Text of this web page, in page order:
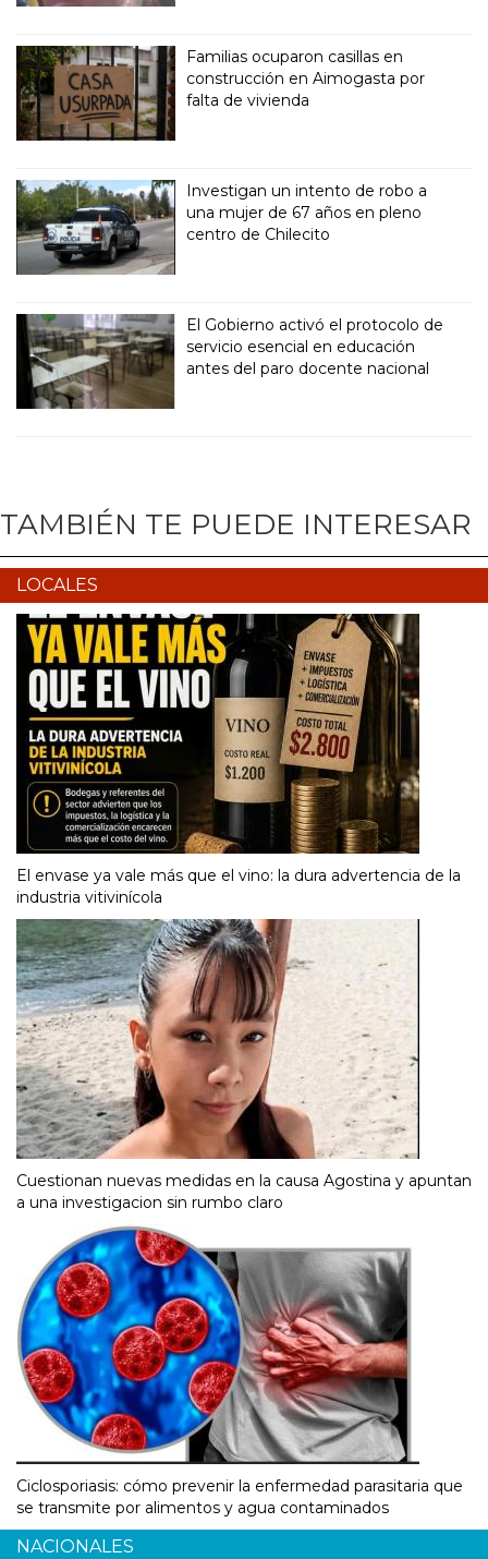
Familias ocuparon casillas en
construcción en Aimogasta por
falta de vivienda
Investigan un intento de robo a
una mujer de 67 años en pleno
centro de Chilecito
El Gobierno activó el protocolo de
servicio esencial en educación
antes del paro docente nacional
TAMBIÉN TE PUEDE INTERESAR
LOCALES
El envase ya vale más que el vino: la dura advertencia de la
industria vitivinícola
Cuestionan nuevas medidas en la causa Agostina y apuntan
a una investigacion sin rumbo claro
Ciclosporiasis: cómo prevenir la enfermedad parasitaria que
se transmite por alimentos y agua contaminados
NACIONALES